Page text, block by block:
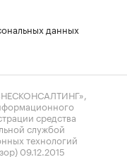
данных
средства
службой
технологий
09.12.2015